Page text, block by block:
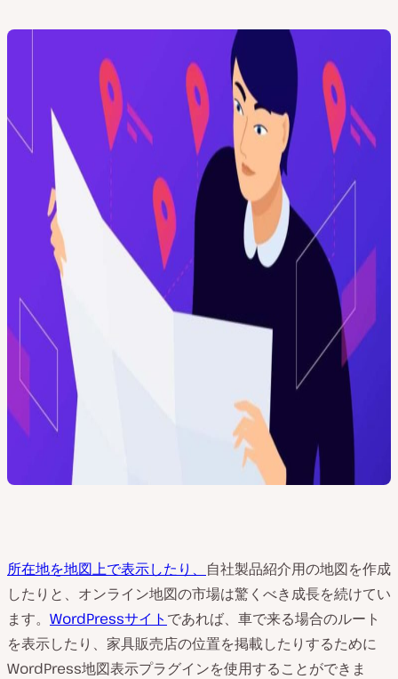
所在地を地図上で表示したり、 自社製品紹介用の地図を作成
したりと、オンライン地図の市場は驚くべき成長を続けてい
ます。 WordPressサイト であれば、車で来る場合のルート
を表示したり、家具販売店の位置を掲載したりするために
WordPress地図表示プラグインを使用することができま